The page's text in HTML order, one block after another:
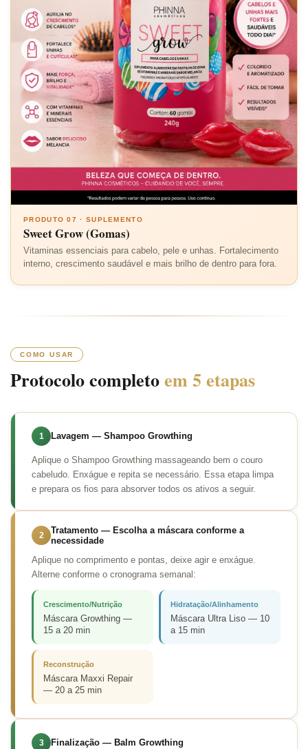
PRODUTO 07 · SUPLEMENTO
Sweet Grow (Gomas)
Vitaminas essenciais para cabelo, pele e unhas. Fortalecimento
interno, crescimento saudável e mais brilho de dentro para fora.
COMO USAR
Protocolo completoem 5 etapas
1 Lavagem — Shampoo Growthing
Aplique o Shampoo Growthing massageando bem o couro
cabeludo. Enxágue e repita se necessário. Essa etapa limpa
e prepara os fios para absorver todos os ativos a seguir.
2
Tratamento — Escolha a máscara conforme a
necessidade
Aplique no comprimento e pontas, deixe agir e enxágue.
Alterne conforme o cronograma semanal:
Crescimento/Nutrição
Máscara Growthing —
15 a 20 min
Hidratação/Alinhamento
Máscara Ultra Liso — 10
a 15 min
Reconstrução
Máscara Maxxi Repair
— 20 a 25 min
3 Finalização — Balm Growthing